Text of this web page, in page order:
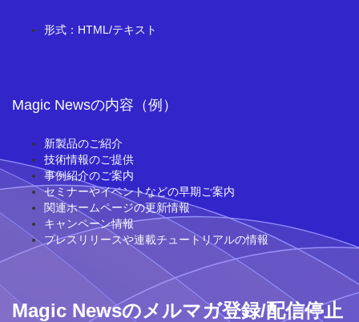
形式：HTML/テキスト
Magic Newsの内容（例）
新製品のご紹介
技術情報のご提供
事例紹介のご案内
セミナーやイベントなどの早期ご案内
関連ホームページの更新情報
キャンペーン情報
プレスリリースや連載チュートリアルの情報
Magic Newsのメルマガ登録/配信停止